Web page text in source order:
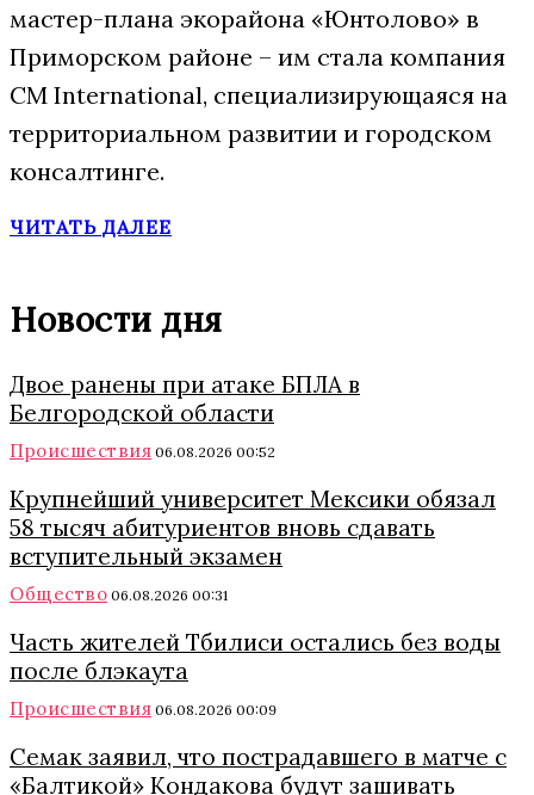
мастер-плана экорайона «Юнтолово» в
Приморском районе – им стала компания
CM International, специализирующаяся на
территориальном развитии и городском
консалтинге.
ЧИТАТЬ ДАЛЕЕ
Новости дня
Двое ранены при атаке БПЛА в
Белгородской области
Происшествия 06.08.2026 00:52
Крупнейший университет Мексики обязал
58 тысяч абитуриентов вновь сдавать
вступительный экзамен
Общество 06.08.2026 00:31
Часть жителей Тбилиси остались без воды
после блэкаута
Происшествия 06.08.2026 00:09
Семак заявил, что пострадавшего в матче с
«Балтикой» Кондакова будут зашивать